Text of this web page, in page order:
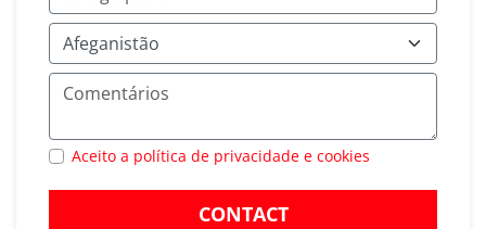
Aceito a política de privacidade e cookies
CONTACT